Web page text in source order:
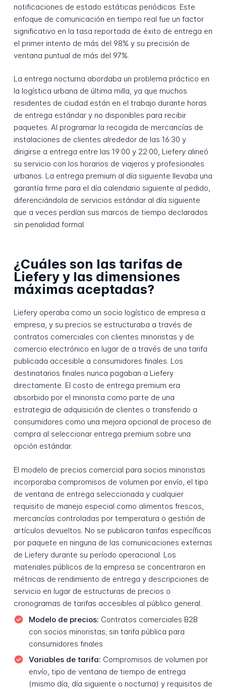
notificaciones de estado estáticas periódicas. Este
enfoque de comunicación en tiempo real fue un factor
significativo en la tasa reportada de éxito de entrega en
el primer intento de más del 98% y su precisión de
ventana puntual de más del 97%.
La entrega nocturna abordaba un problema práctico en
la logística urbana de última milla, ya que muchos
residentes de ciudad están en el trabajo durante horas
de entrega estándar y no disponibles para recibir
paquetes. Al programar la recogida de mercancías de
instalaciones de clientes alrededor de las 16:30 y
dirigirse a entrega entre las 19:00 y 22:00, Liefery alineó
su servicio con los horarios de viajeros y profesionales
urbanos. La entrega premium al día siguiente llevaba una
garantía firme para el día calendario siguiente al pedido,
diferenciándola de servicios estándar al día siguiente
que a veces perdían sus marcos de tiempo declarados
sin penalidad formal.
¿Cuáles son las tarifas de
Liefery y las dimensiones
máximas aceptadas?
Liefery operaba como un socio logístico de empresa a
empresa, y su precios se estructuraba a través de
contratos comerciales con clientes minoristas y de
comercio electrónico en lugar de a través de una tarifa
publicada accesible a consumidores finales. Los
destinatarios finales nunca pagaban a Liefery
directamente. El costo de entrega premium era
absorbido por el minorista como parte de una
estrategia de adquisición de clientes o transferido a
consumidores como una mejora opcional de proceso de
compra al seleccionar entrega premium sobre una
opción estándar.
El modelo de precios comercial para socios minoristas
incorporaba compromisos de volumen por envío, el tipo
de ventana de entrega seleccionada y cualquier
requisito de manejo especial como alimentos frescos,
mercancías controladas por temperatura o gestión de
artículos devueltos. No se publicaron tarifas específicas
por paquete en ninguna de las comunicaciones externas
de Liefery durante su período operacional. Los
materiales públicos de la empresa se concentraron en
métricas de rendimiento de entrega y descripciones de
servicio en lugar de estructuras de precios o
cronogramas de tarifas accesibles al público general.
Modelo de precios: Contratos comerciales B2B
con socios minoristas; sin tarifa pública para
consumidores finales
Variables de tarifa: Compromisos de volumen por
envío, tipo de ventana de tiempo de entrega
(mismo día, día siguiente o nocturna) y requisitos de